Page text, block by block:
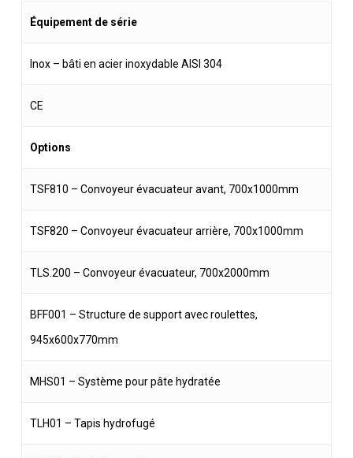
Équipement de série
Inox – bâti en acier inoxydable AISI 304
CE
Options
TSF810 – Convoyeur évacuateur avant, 700x1000mm
TSF820 – Convoyeur évacuateur arrière, 700x1000mm
TLS.200 – Convoyeur évacuateur, 700x2000mm
BFF001 – Structure de support avec roulettes,
945x600x770mm
MHS01 – Système pour pâte hydratée
TLH01 – Tapis hydrofugé